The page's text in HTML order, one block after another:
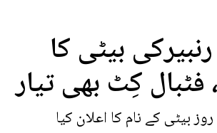
بیٹی کا
فٹبال کِٹ بھی تیار
بیٹی کے نام کا اعلان کیا